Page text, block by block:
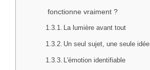
fonctionne vraiment ?
La lumière avant tout
Un seul sujet, une seule idée
L'émotion identifiable